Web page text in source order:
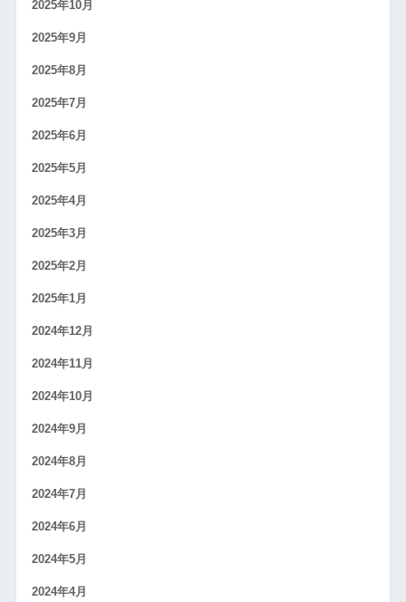
2025年10月
2025年9月
2025年8月
2025年7月
2025年6月
2025年5月
2025年4月
2025年3月
2025年2月
2025年1月
2024年12月
2024年11月
2024年10月
2024年9月
2024年8月
2024年7月
2024年6月
2024年5月
2024年4月